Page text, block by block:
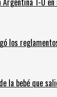
los
la bebé que